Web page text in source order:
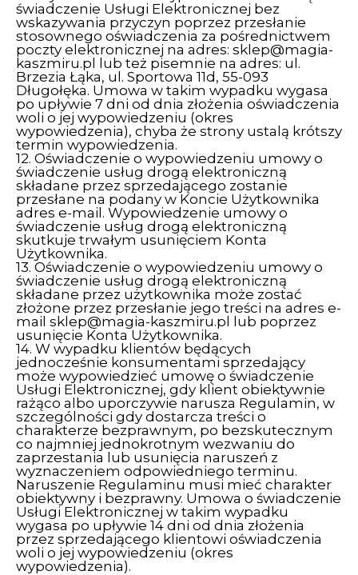
świadczenie Usługi Elektronicznej bez
wskazywania przyczyn poprzez przesłanie
stosownego oświadczenia za pośrednictwem
poczty elektronicznej na adres: sklep@magia-
kaszmiru.pl
lub też pisemnie na adres: ul.
Brzezia Łąka, ul. Sportowa 11d, 55-093
Długołęka. Umowa w takim wypadku wygasa
po upływie 7 dni od dnia złożenia oświadczenia
woli o jej wypowiedzeniu (okres
wypowiedzenia), chyba że strony ustalą krótszy
termin wypowiedzenia.
12. Oświadczenie o wypowiedzeniu umowy o
świadczenie usług drogą elektroniczną
składane przez sprzedającego zostanie
przesłane na podany w Koncie Użytkownika
adres e-mail. Wypowiedzenie umowy o
świadczenie usług drogą elektroniczną
skutkuje trwałym usunięciem Konta
Użytkownika.
13. Oświadczenie o wypowiedzeniu umowy o
świadczenie usług drogą elektroniczną
składane przez użytkownika może zostać
złożone przez przesłanie jego treści na adres e-
mail sklep@magia-kaszmiru.pl
lub poprzez
usunięcie Konta Użytkownika.
14. W wypadku klientów będących
jednocześnie konsumentami sprzedający
może wypowiedzieć umowę o świadczenie
Usługi Elektronicznej, gdy klient obiektywnie
rażąco albo uporczywie narusza Regulamin, w
szczególności gdy dostarcza treści o
charakterze bezprawnym, po bezskutecznym
co najmniej jednokrotnym wezwaniu do
zaprzestania lub usunięcia naruszeń z
wyznaczeniem odpowiedniego terminu.
Naruszenie Regulaminu musi mieć charakter
obiektywny i bezprawny. Umowa o świadczenie
Usługi Elektronicznej w takim wypadku
wygasa po upływie 14 dni od dnia złożenia
przez sprzedającego klientowi oświadczenia
woli o jej wypowiedzeniu (okres
wypowiedzenia).